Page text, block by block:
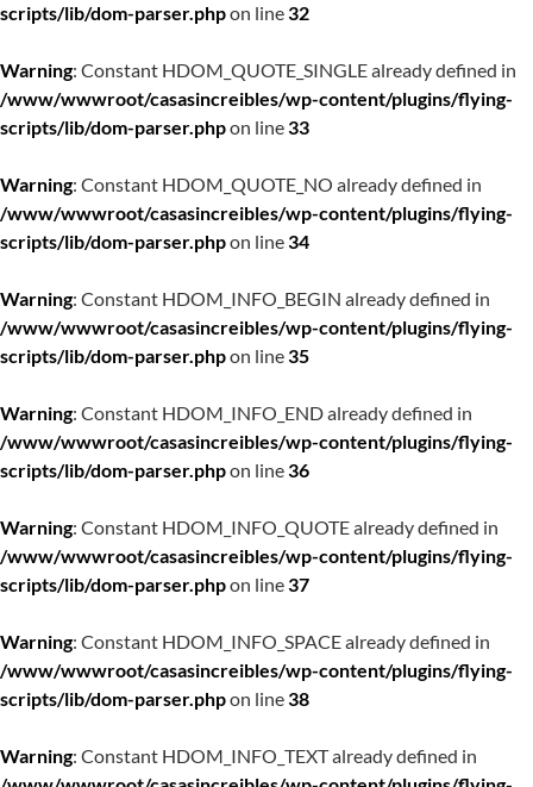
scripts/lib/dom-parser.phpon line32
Warning: Constant HDOM_QUOTE_SINGLE already defined in
/www/wwwroot/casasincreibles/wp-content/plugins/flying-
scripts/lib/dom-parser.phpon line33
Warning: Constant HDOM_QUOTE_NO already defined in
/www/wwwroot/casasincreibles/wp-content/plugins/flying-
scripts/lib/dom-parser.phpon line34
Warning: Constant HDOM_INFO_BEGIN already defined in
/www/wwwroot/casasincreibles/wp-content/plugins/flying-
scripts/lib/dom-parser.phpon line35
Warning: Constant HDOM_INFO_END already defined in
/www/wwwroot/casasincreibles/wp-content/plugins/flying-
scripts/lib/dom-parser.phpon line36
Warning: Constant HDOM_INFO_QUOTE already defined in
/www/wwwroot/casasincreibles/wp-content/plugins/flying-
scripts/lib/dom-parser.phpon line37
Warning: Constant HDOM_INFO_SPACE already defined in
/www/wwwroot/casasincreibles/wp-content/plugins/flying-
scripts/lib/dom-parser.phpon line38
Warning: Constant HDOM_INFO_TEXT already defined in